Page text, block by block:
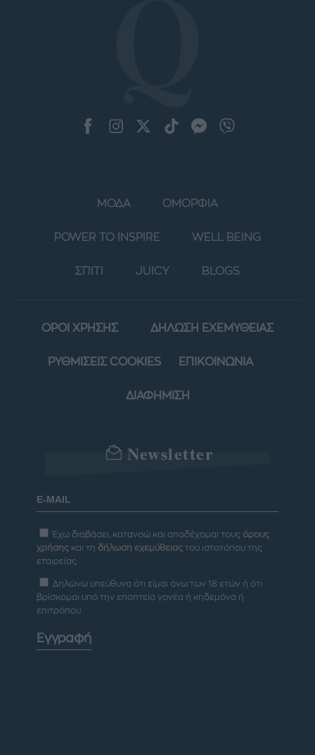
ΜΟΔΑ ΟΜΟΡΦΙΑ
POWER TO INSPIRE WELL BEING
ΣΠΙΤΙ JUICY BLOGS
ΟΡΟΙ ΧΡΗΣΗΣ ΔΗΛΩΣΗ ΕΧΕΜΥΘΕΙΑΣ
ΡΥΘΜΙΣΕΙΣ COOKIES ΕΠΙΚΟΙΝΩΝΙΑ
ΔΙΑΦΗΜΙΣΗ
Newsletter
Έχω διαβάσει, κατανοώ και αποδέχομαι τους όρους
χρήσης και τη δήλωση εχεμύθειας του ιστοτόπου της
εταιρείας
Δηλώνω υπεύθυνα ότι είμαι άνω των 18 ετών ή ότι
βρίσκομαι υπό την εποπτεία γονέα ή κηδεμόνα ή
επιτρόπου
Εγγραφή